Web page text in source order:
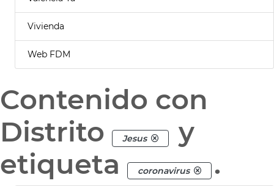
Vivienda
Web FDM
Contenido con
Distrito
Jesus
y
etiqueta
coronavirus .